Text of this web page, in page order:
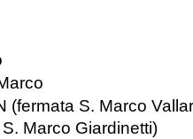
(fermata S. Marco
Marco Giardinetti)